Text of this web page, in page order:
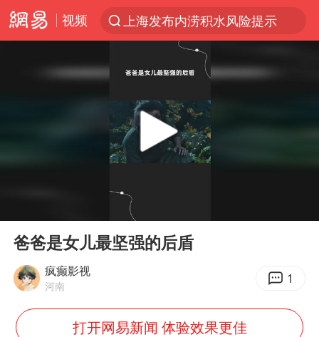
视频
上海发布内涝积水风险提示
江苏昆山升级发布暴雨红警
白海豚会重现杜苏芮强度吗
人形机器人第一股
宇树申购 中一签有望赚20万元
白海豚路径图
男子结婚8年3个女儿都不是亲生
Play
爸爸是女儿最坚强的后盾
疯癫影视
河南 1
打开网易新闻 体验效果更佳